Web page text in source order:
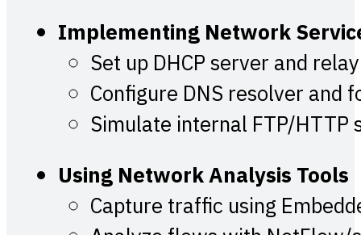
Implementing Network
Set up DHCP server and relay
Configure DNS resolver and
Simulate internal FTP/
Using Network Analysis Tools
Capture traffic using